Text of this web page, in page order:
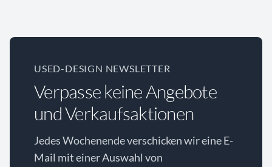
USED-DESIGN NEWSLETTER
Verpasse keine Angebote
und Verkaufsaktionen
Jedes Wochenende verschicken wir eine E-
Mail mit einer Auswahl von